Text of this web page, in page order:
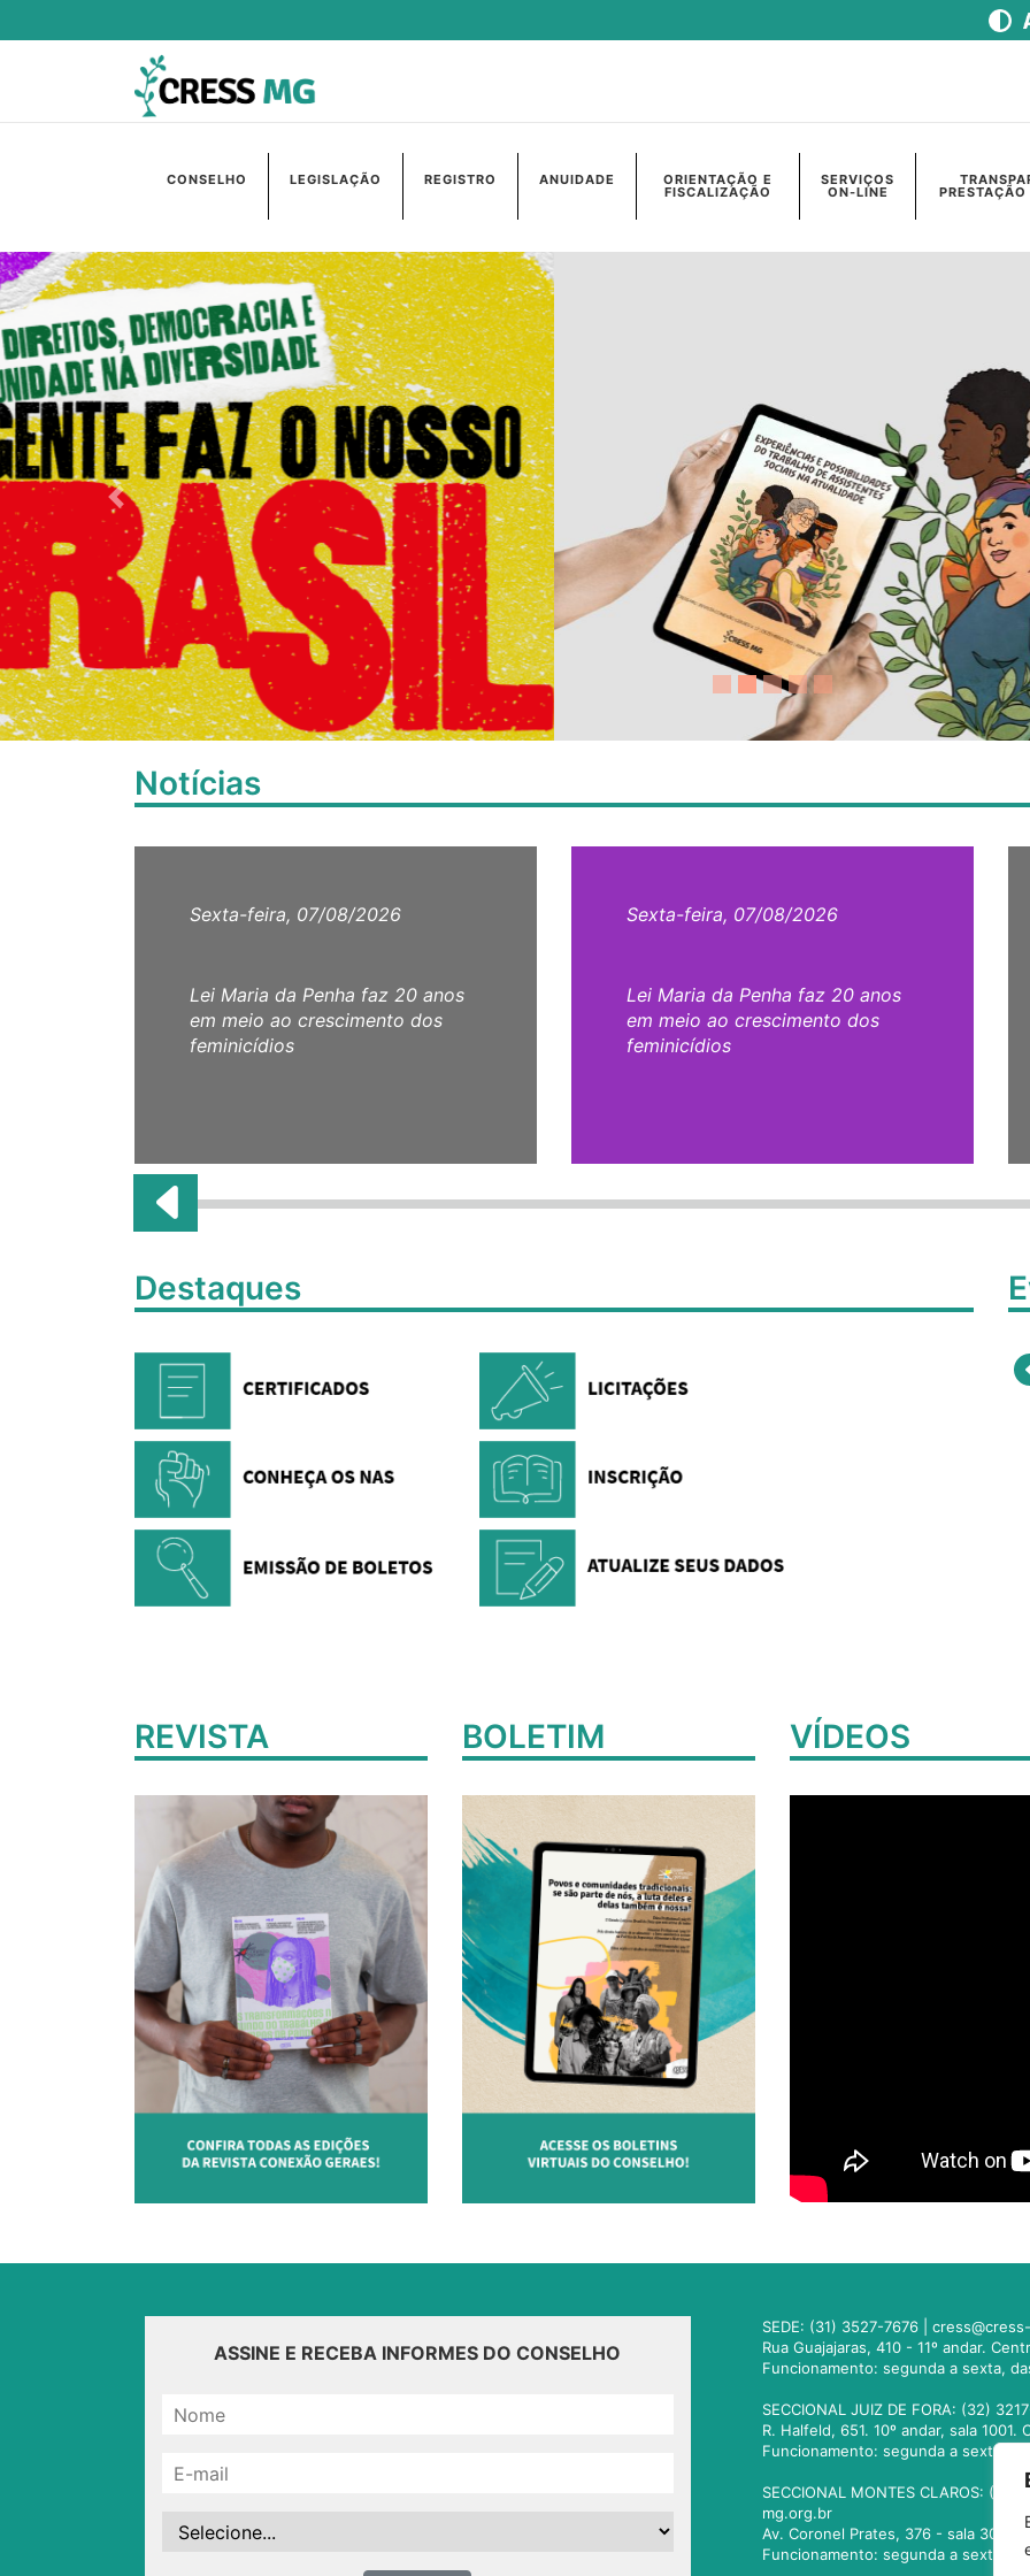
CONSELHO LEGISLAÇÃO REGISTRO ANUIDADE ORIENTAÇÃO E
FISCALIZAÇÃO
SERVIÇOS
ON-LINE
Anterior
Notícias
Sexta-feira, 07/08/2026
Lei Maria da Penha faz 20 anos
em meio ao crescimento dos
feminicídios
Sexta-feira, 07/08/2026
Lei Maria da Penha faz 20 anos
em meio ao crescimento dos
feminicídios
Destaques
REVISTA BOLETIM VÍDEOS
ASSINE E RECEBA INFORMES DO CONSELHO
SEDE: (31) 3527-7676 |
Rua Guajajaras, 410 - 11º andar.
Funcionamento: segunda a sexta,
SECCIONAL JUIZ DE FORA: (32)
R. Halfeld, 651. 10º andar, sala
Funcionamento: segunda a sexta,
SECCIONAL MONTES CLAROS:
mg.org.br
Av. Coronel Prates, 376 - sala 301.
Funcionamento: segunda a sexta,